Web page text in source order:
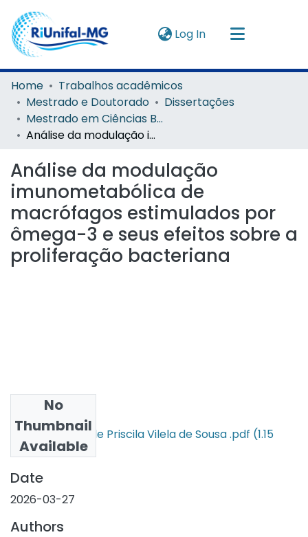
Log In(current)
Navigate by
Instructions
About
Home
Trabalhos acadêmicos
Mestrado e Doutorado
Dissertações
Mestrado em Ciências Biológicas
Análise da modulação imunometabólica de macrófagos estimulados por ômega-3 e seus efeitos sobre a proliferação bacteriana
Análise da modulação
imunometabólica de
macrófagos estimulados por
ômega-3 e seus efeitos sobre a
proliferação bacteriana
No
Thumbnail
Available
Dissertação de Priscila Vilela de Sousa .pdf (1.15
MB)
Date
2026-03-27
Authors